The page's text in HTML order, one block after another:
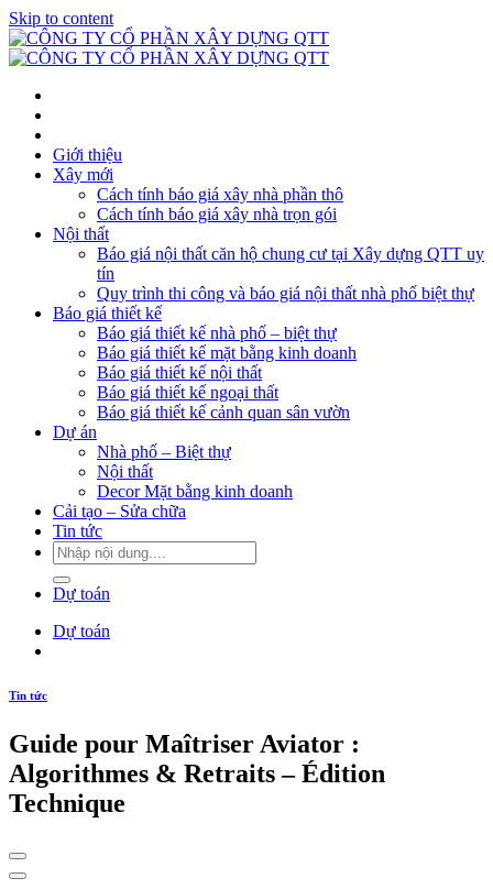
Skip to content
Giới thiệu
Xây mới
Cách tính báo giá xây nhà phần thô
Cách tính báo giá xây nhà trọn gói
Nội thất
Báo giá nội thất căn hộ chung cư tại Xây dựng QTT uy
tín
Quy trình thi công và báo giá nội thất nhà phố biệt thự
Báo giá thiết kế
Báo giá thiết kế nhà phố – biệt thự
Báo giá thiết kế mặt bằng kinh doanh
Báo giá thiết kế nội thất
Báo giá thiết kế ngoại thất
Báo giá thiết kế cảnh quan sân vườn
Dự án
Nhà phố – Biệt thự
Nội thất
Decor Mặt bằng kinh doanh
Cải tạo – Sửa chữa
Tin tức
Dự toán
Dự toán
Tin tức
Guide pour Maîtriser Aviator :
Algorithmes & Retraits – Édition
Technique